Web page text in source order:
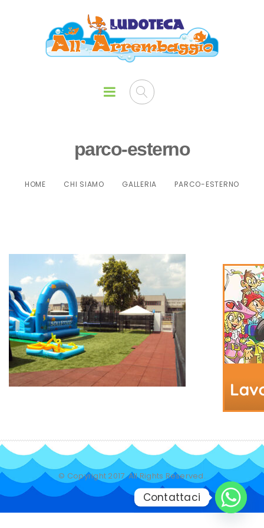
parco-esterno
HOME CHI SIAMO GALLERIA PARCO-ESTERNO
© Copyright 2017. All Rights Reserved.
Contattaci